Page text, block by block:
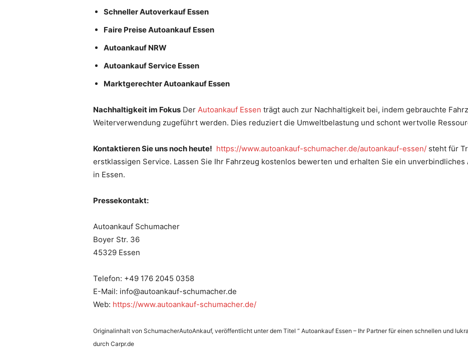
Schneller Autoverkauf Essen
Faire Preise Autoankauf Essen
Autoankauf NRW
Autoankauf Service Essen
Marktgerechter Autoankauf Essen
Nachhaltigkeit im Fokus Der Autoankauf Essen trägt auch zur Nachhaltigkeit bei, indem gebrauchte
Weiterverwendung zugeführt werden. Dies reduziert die Umweltbelastung und schont wertvolle
Kontaktieren Sie uns noch heute! https://www.autoankauf-schumacher.de/autoankauf-essen/ steht für
erstklassigen Service. Lassen Sie Ihr Fahrzeug kostenlos bewerten und erhalten Sie ein
in Essen.
Pressekontakt:
Autoankauf Schumacher
Boyer Str. 36
45329 Essen
Telefon: +49 176 2045 0358
E-Mail: info@autoankauf-schumacher.de
Web: https://www.autoankauf-schumacher.de/
Originalinhalt von SchumacherAutoAnkauf, veröffentlicht unter dem Titel “ Autoankauf Essen – Ihr Partner für einen schnellen und
durch Carpr.de